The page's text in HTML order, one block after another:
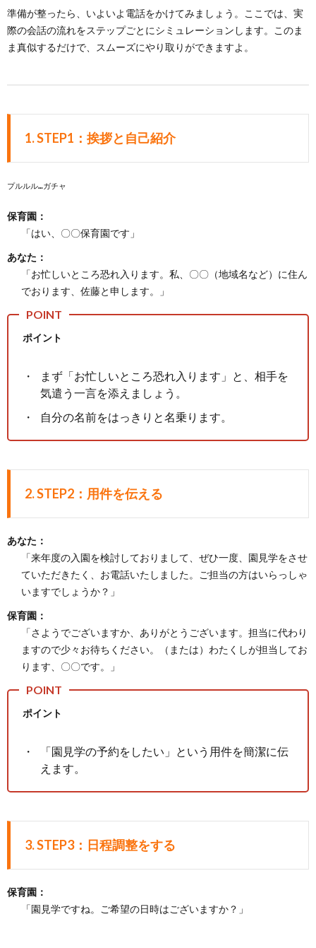
準備が整ったら、いよいよ電話をかけてみましょう。ここでは、実
際の会話の流れをステップごとにシミュレーションします。このま
ま真似するだけで、スムーズにやり取りができますよ。
1.STEP1：挨拶と自己紹介
プルルル…ガチャ
保育園：
「はい、〇〇保育園です」
あなた：
「お忙しいところ恐れ入ります。私、〇〇（地域名など）に住ん
でおります、佐藤と申します。」
ポイント
まず「お忙しいところ恐れ入ります」と、相手を
気遣う一言を添えましょう。
自分の名前をはっきりと名乗ります。
2.STEP2：用件を伝える
あなた：
「来年度の入園を検討しておりまして、ぜひ一度、園見学をさせ
ていただきたく、お電話いたしました。ご担当の方はいらっしゃ
いますでしょうか？」
保育園：
「さようでございますか、ありがとうございます。担当に代わり
ますので少々お待ちください。（または）わたくしが担当してお
ります、〇〇です。」
ポイント
「園見学の予約をしたい」という用件を簡潔に伝
えます。
3.STEP3：日程調整をする
保育園：
「園見学ですね。ご希望の日時はございますか？」